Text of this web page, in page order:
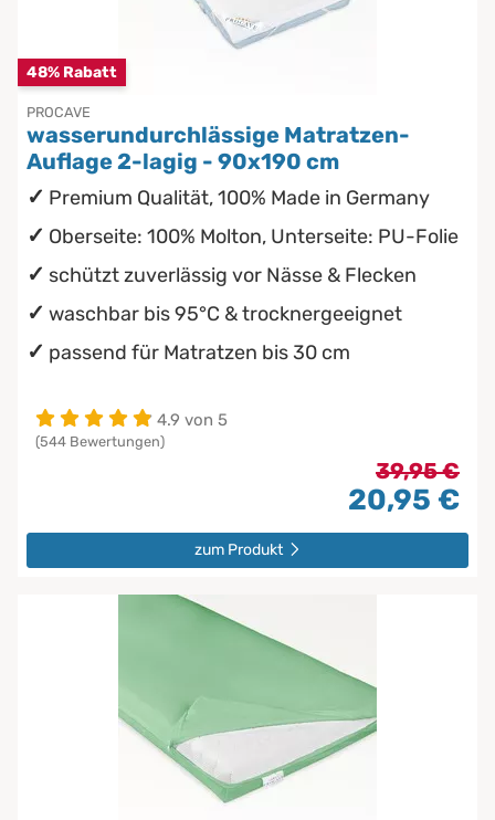
48% Rabatt
PROCAVE
wasserundurchlässige Matratzen-
Auflage 2-lagig - 90x190 cm
Premium Qualität, 100% Made in Germany
Oberseite: 100% Molton, Unterseite: PU-Folie
schützt zuverlässig vor Nässe & Flecken
waschbar bis 95°C & trocknergeeignet
passend für Matratzen bis 30 cm
4.9 von 5
(544 Bewertungen)
39,95 €
20,95 €
zum Produkt
Pflegematratzen
Matratzen nach Maß
Die beste Schlafposition finden
Die besten Sommerbettdecken
Die richtige Matratze kaufen